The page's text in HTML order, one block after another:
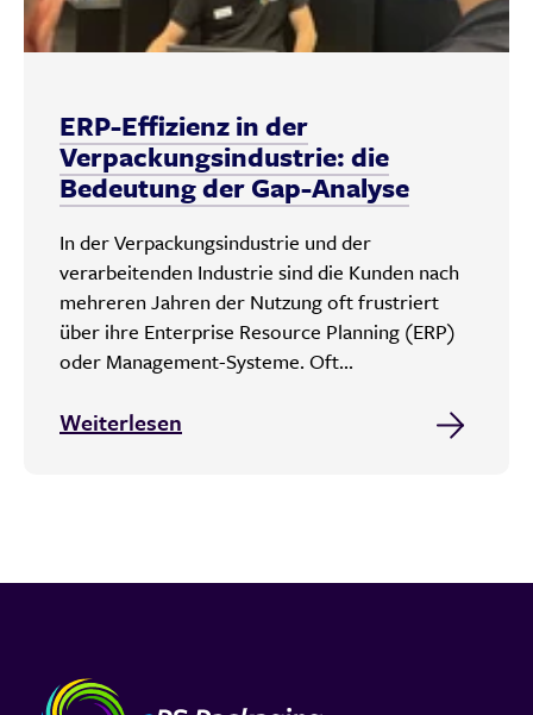
ERP-Effizienz in der
Verpackungsindustrie: die
Bedeutung der Gap-Analyse
In der Verpackungsindustrie und der
verarbeitenden Industrie sind die Kunden nach
mehreren Jahren der Nutzung oft frustriert
über ihre Enterprise Resource Planning (ERP)
oder Management-Systeme. Oft...
Weiterlesen